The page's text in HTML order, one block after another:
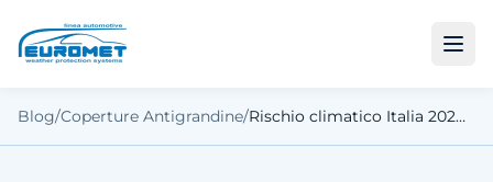
Blog/Coperture Antigrandine/ Rischio climatico Italia 2026: previsioni marzo–ottobre per il Nord